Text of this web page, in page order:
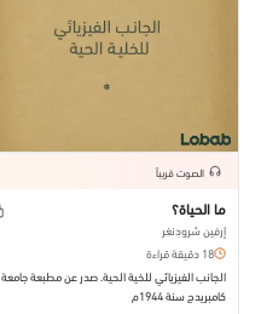
الصوت قريباً
ما الحياة؟
إرفين شرودِنغر
18 دقيقة قراءة
الجانب الفيزيائي للخية الحية. صدر عن مطبعة جامعة
كامبريدج سنة 1944م